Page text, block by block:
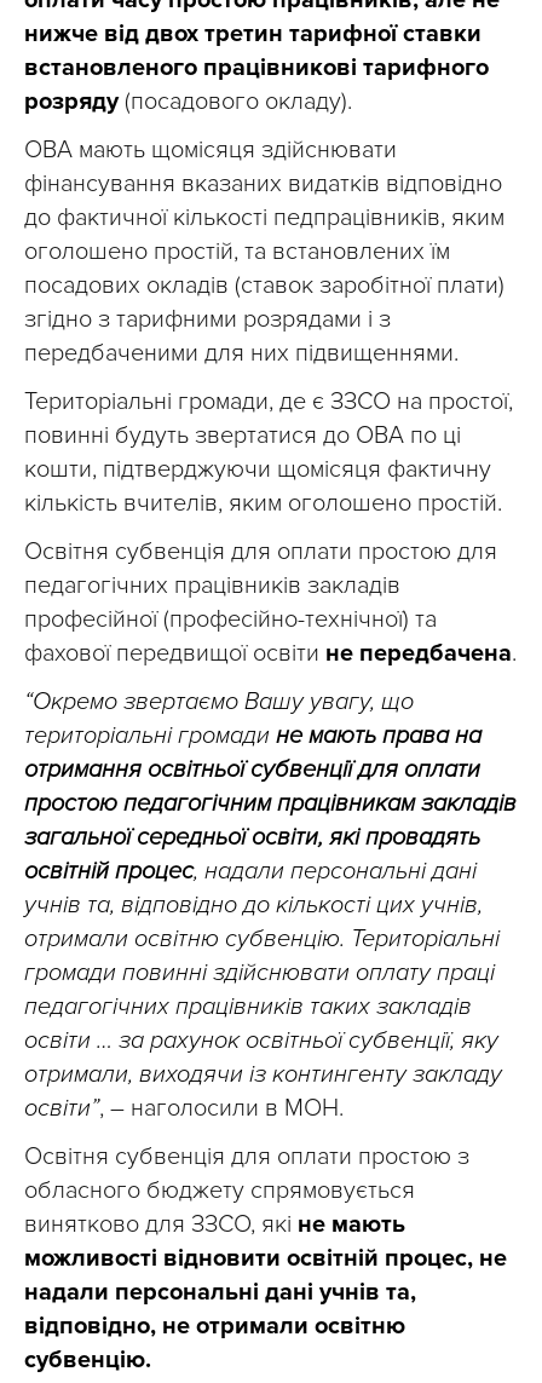
нижче від двох третин тарифної ставки
встановленого працівникові тарифного
розряду(посадового окладу).
ОВА мають щомісяця здійснювати
фінансування вказаних видатків відповідно
до фактичної кількості педпрацівників, яким
оголошено простій, та встановлених їм
посадових окладів (ставок заробітної плати)
згідно з тарифними розрядами і з
передбаченими для них підвищеннями.
Територіальні громади, де є ЗЗСО на простої,
повинні будуть звертатися до ОВА по ці
кошти, підтверджуючи щомісяця фактичну
кількість вчителів, яким оголошено простій.
Освітня субвенція для оплати простою для
педагогічних працівників закладів
професійної (професійно-технічної) та
фахової передвищої освіти не передбачена.
“Окремо звертаємо Вашу увагу, що
територіальні громади не мають права на
отримання освітньої субвенції для оплати
простою педагогічним працівникам закладів
загальної середньої освіти, які провадять
освітній процес, надали персональні дані
учнів та, відповідно до кількості цих учнів,
отримали освітню субвенцію. Територіальні
громади повинні здійснювати оплату праці
педагогічних працівників таких закладів
освіти … за рахунок освітньої субвенції, яку
отримали, виходячи із контингенту закладу
освіти”, – наголосили в МОН.
Освітня субвенція для оплати простою з
обласного бюджету спрямовується
винятково для ЗЗСО, які не мають
можливості відновити освітній процес, не
надали персональні дані учнів та,
відповідно, не отримали освітню
субвенцію.